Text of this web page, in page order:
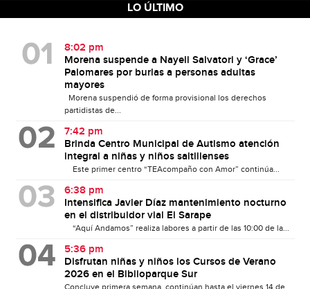
LO ÚLTIMO
8:02 pm
Morena suspende a Nayeli Salvatori y ‘Grace’
Palomares por burlas a personas adultas
mayores
Morena suspendió de forma provisional los derechos
partidistas de...
7:42 pm
Brinda Centro Municipal de Autismo atención
integral a niñas y niños saltillenses
Este primer centro “TEAcompaño con Amor” continúa...
6:38 pm
Intensifica Javier Díaz mantenimiento nocturno
en el distribuidor vial El Sarape
“Aquí Andamos” realiza labores a partir de las 10:00 de la...
5:36 pm
Disfrutan niñas y niños los Cursos de Verano
2026 en el Biblioparque Sur
Concluye primera semana, continúan hasta el viernes 14 de